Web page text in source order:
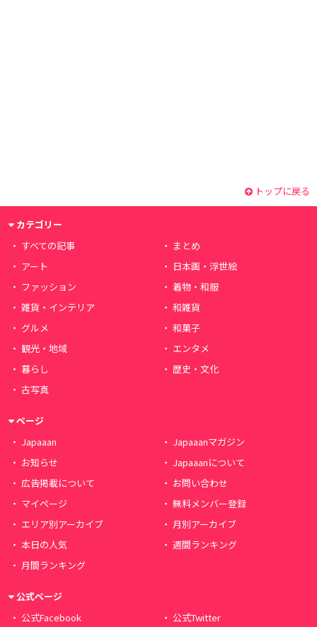
トップに戻る
カテゴリー
すべての記事
まとめ
アート
日本画・浮世絵
ファッション
着物・和服
雑貨・インテリア
和雑貨
グルメ
和菓子
観光・地域
エンタメ
暮らし
歴史・文化
古写真
ページ
Japaaan
Japaaanマガジン
お知らせ
Japaaanについて
広告掲載について
お問い合わせ
マイページ
無料メンバー登録
エリア別アーカイブ
月別アーカイブ
本日の人気
週間ランキング
月間ランキング
公式ページ
公式Facebook
公式Twitter